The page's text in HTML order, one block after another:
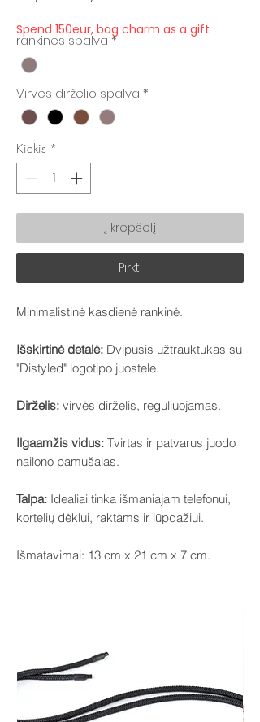
Spend 150eur, bag charm as a gift
rankinės spalva *
Virvės dirželio spalva *
Kiekis *
Į krepšelį
Pirkti
Minimalistinė kasdienė rankinė.
Išskirtinė detalė: Dvipusis užtrauktukas su
"Distyled" logotipo juostele.
Dirželis: virvės dirželis, reguliuojamas.
Ilgaamžis vidus: Tvirtas ir patvarus juodo
nailono pamušalas.
Talpa: Idealiai tinka išmaniajam telefonui,
kortelių dėklui, raktams ir lūpdažiui.
Išmatavimai: 13 cm x 21 cm x 7 cm.